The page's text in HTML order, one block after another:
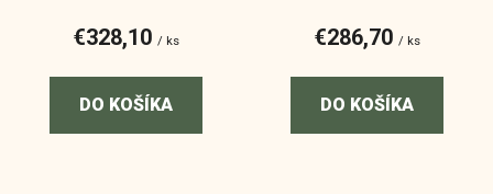
€328,10 / ks
DO KOŠÍKA
€286,70 / ks
DO KOŠÍKA